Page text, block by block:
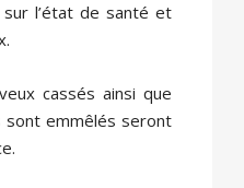
l’état de santé et
cassés ainsi que
sont emmêlés seront